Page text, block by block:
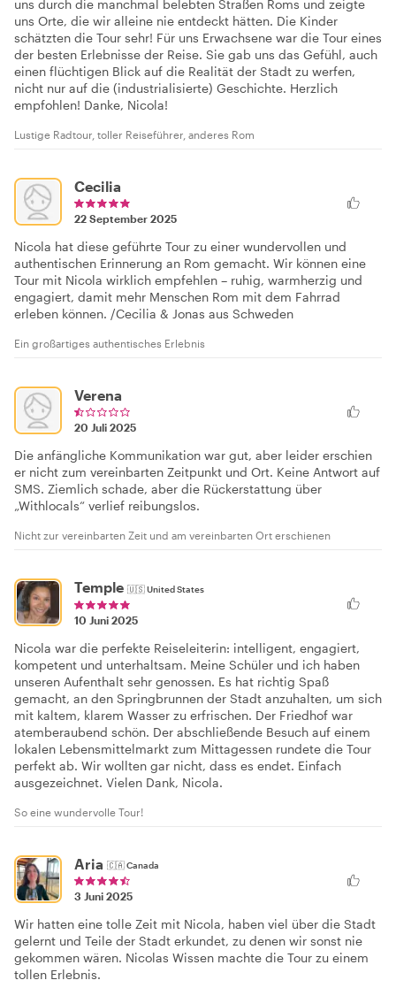
uns durch die manchmal belebten Straßen Roms und zeigte
uns Orte, die wir alleine nie entdeckt hätten. Die Kinder
schätzten die Tour sehr! Für uns Erwachsene war die Tour eines
der besten Erlebnisse der Reise. Sie gab uns das Gefühl, auch
einen flüchtigen Blick auf die Realität der Stadt zu werfen,
nicht nur auf die (industrialisierte) Geschichte. Herzlich
empfohlen! Danke, Nicola!
Lustige Radtour, toller Reiseführer, anderes Rom
Cecilia
22 September 2025
Nicola hat diese geführte Tour zu einer wundervollen und
authentischen Erinnerung an Rom gemacht. Wir können eine
Tour mit Nicola wirklich empfehlen – ruhig, warmherzig und
engagiert, damit mehr Menschen Rom mit dem Fahrrad
erleben können. /Cecilia & Jonas aus Schweden
Ein großartiges authentisches Erlebnis
Verena
20 Juli 2025
Die anfängliche Kommunikation war gut, aber leider erschien
er nicht zum vereinbarten Zeitpunkt und Ort. Keine Antwort auf
SMS. Ziemlich schade, aber die Rückerstattung über
„Withlocals“ verlief reibungslos.
Nicht zur vereinbarten Zeit und am vereinbarten Ort erschienen
Temple 🇺🇸United States
10 Juni 2025
Nicola war die perfekte Reiseleiterin: intelligent, engagiert,
kompetent und unterhaltsam. Meine Schüler und ich haben
unseren Aufenthalt sehr genossen. Es hat richtig Spaß
gemacht, an den Springbrunnen der Stadt anzuhalten, um sich
mit kaltem, klarem Wasser zu erfrischen. Der Friedhof war
atemberaubend schön. Der abschließende Besuch auf einem
lokalen Lebensmittelmarkt zum Mittagessen rundete die Tour
perfekt ab. Wir wollten gar nicht, dass es endet. Einfach
ausgezeichnet. Vielen Dank, Nicola.
So eine wundervolle Tour!
Aria 🇨🇦Canada
3 Juni 2025
Wir hatten eine tolle Zeit mit Nicola, haben viel über die Stadt
gelernt und Teile der Stadt erkundet, zu denen wir sonst nie
gekommen wären. Nicolas Wissen machte die Tour zu einem
tollen Erlebnis.